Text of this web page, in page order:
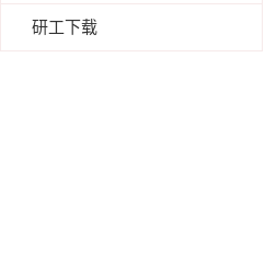
研工下载